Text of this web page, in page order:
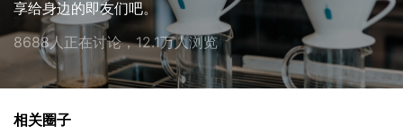
享给身边的即友们吧。
8688人正在讨论，12.1万人浏览
相关圈子